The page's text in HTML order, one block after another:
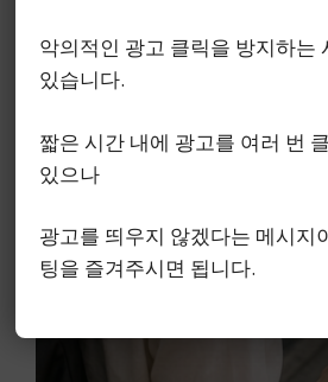
악의적인 광고 클릭을 방지하는
있습니다.
짧은 시간 내에 광고를 여러 번
있으나
광고를 띄우지 않겠다는 메시지
팅을 즐겨주시면 됩니다.